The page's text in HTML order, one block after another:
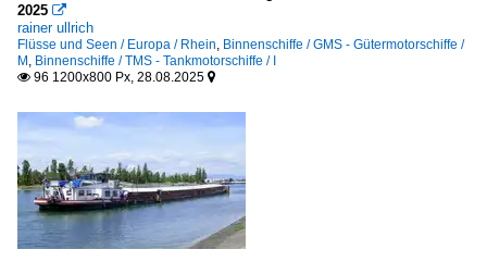
2025 
rainer ullrich
Flüsse und Seen / Europa / Rhein, Binnenschiffe / GMS - Gütermotorschiffe /
M , Binnenschiffe / TMS - Tankmotorschiffe / I
 96 1200x800 Px, 28.08.2025 